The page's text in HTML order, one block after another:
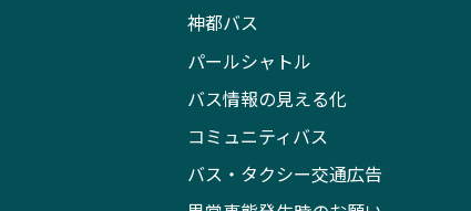
神都バス
パールシャトル
バス情報の見える化
コミュニティバス
バス・タクシー交通広告